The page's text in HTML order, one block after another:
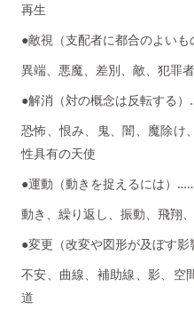
再生
●敵視（支配者に都合のよい
異端、悪魔、差別、敵、犯罪
●解消（対の概念は反転する
恐怖、恨み、鬼、闇、魔除け
性具有の天使
●運動（動きを捉えるには）
動き、繰り返し、振動、飛翔
●変更（改変や図形が及ぼす
不安、曲線、補助線、影、空
道